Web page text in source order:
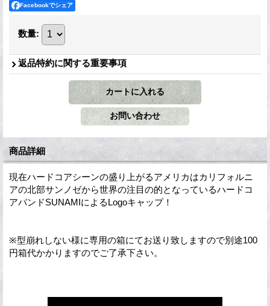
Facebookでシェア
数量:
返品特約に関する重要事項
商品詳細
現在ハードコアシーンの盛り上がるアメリカはカリフォルニ
アの北部サンノゼから世界の注目の的となっているハードコ
アバンドSUNAMIによるLogoキャップ！
※型崩れしない様に専用の箱にてお送り致しますので別途100
円箱代かかりますのでご了承下さい。